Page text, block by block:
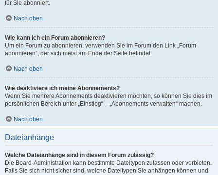
für Sie abonniert.
Nach oben
Wie kann ich ein Forum abonnieren?
Um ein Forum zu abonnieren, verwenden Sie im Forum den Link „Forum
abonnieren“, der sich meist am Ende der Seite befindet.
Nach oben
Wie deaktiviere ich meine Abonnements?
Wenn Sie mehrere Abonnements deaktivieren möchten, so können Sie dies im
persönlichen Bereich unter „Einstieg“ – „Abonnements verwalten“ machen.
Nach oben
Dateianhänge
Welche Dateianhänge sind in diesem Forum zulässig?
Die Board-Administration kann bestimmte Dateitypen zulassen oder verbieten.
Falls Sie sich nicht sicher sind, welche Dateitypen Sie anhängen können und